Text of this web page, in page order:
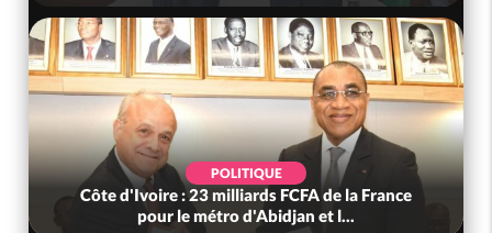
SOCIÉTÉ
Côte d'Ivoire : « On ne veut pas mourir chez
nous », crient des habitants d...